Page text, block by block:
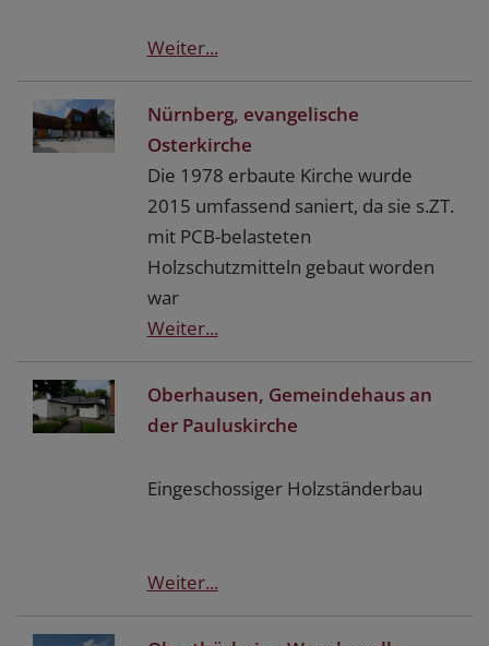
Weiter...
Nürnberg, evangelische
Osterkirche
Die 1978 erbaute Kirche wurde
2015 umfassend saniert, da sie s.ZT.
mit PCB-belasteten
Holzschutzmitteln gebaut worden
war
Weiter...
Oberhausen, Gemeindehaus an
der Pauluskirche
Eingeschossiger Holzständerbau
Weiter...